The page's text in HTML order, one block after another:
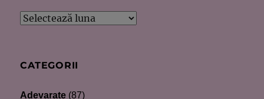
Arhive
CATEGORII
Adevarate (87)